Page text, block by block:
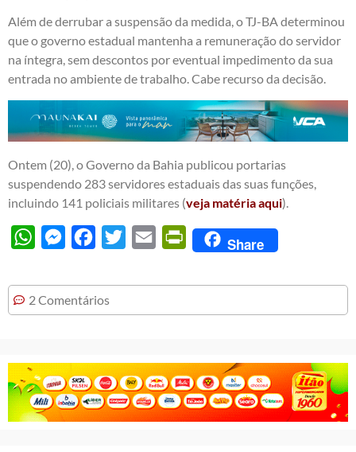
Além de derrubar a suspensão da medida, o TJ-BA determinou
que o governo estadual mantenha a remuneração do servidor
na íntegra, sem descontos por eventual impedimento da sua
entrada no ambiente de trabalho. Cabe recurso da decisão.
Ontem (20), o Governo da Bahia publicou portarias
suspendendo 283 servidores estaduais das suas funções,
incluindo 141 policiais militares (veja matéria aqui).
WhatsAppMessengerFacebook
Twitter Email PrintFriendly
Share
2 Comentários